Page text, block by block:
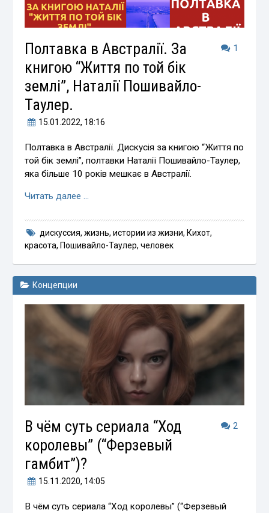
1
Полтавка в Австралії. За
книгою “Життя по той бік
землі”, Наталії Пошивайло-
Таулер.
15.01.2022, 18:16
Полтавка в Австралії. Дискусія за книгою “Життя по
той бік землі”, полтавки Наталії Пошивайло-Таулер,
яка більше 10 років мешкає в Австралії.
Читать далее …
дискуссия, жизнь, истории из жизни, Кихот,
красота, Пошивайло-Таулер,человек
Концепции
2
В чём суть сериала “Ход
королевы” (“Ферзевый
гамбит”)?
15.11.2020, 14:05
В чём суть сериала “Ход королевы” (“Ферзевый